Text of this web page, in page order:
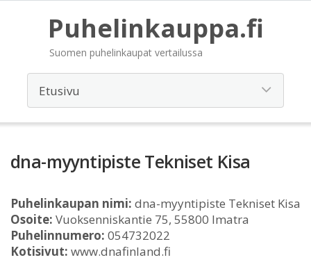
Puhelinkauppa.fi
Suomen puhelinkaupat vertailussa
dna-myyntipiste Tekniset Kisa
Puhelinkaupan nimi: dna-myyntipiste Tekniset Kisa
Osoite: Vuoksenniskantie 75, 55800 Imatra
Puhelinnumero: 054732022
Kotisivut: www.dnafinland.fi